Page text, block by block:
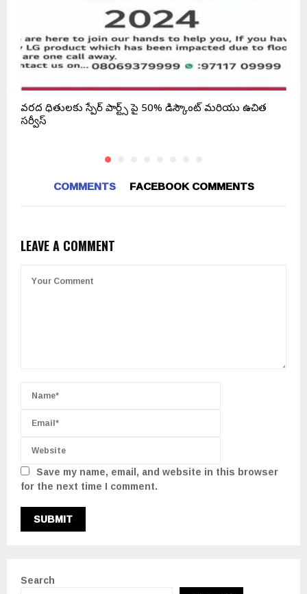
వరద బాధితులకు స్పేర్ పార్ట్స్ పై 50% డిస్కౌంట్ మరియు ఉచిత
సర్వీస్
COMMENTS FACEBOOK COMMENTS
LEAVE A COMMENT
Save my name, email, and website in this browser
for the next time I comment.
Search